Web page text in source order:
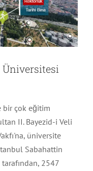
bir çok eğitim
II. Bayezid-i Veli
üniversite
Sabahattin
2547